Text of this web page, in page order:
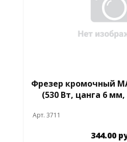
Фрезер кромочный
(530 Вт, цанга 6
Арт. 3711
344.00